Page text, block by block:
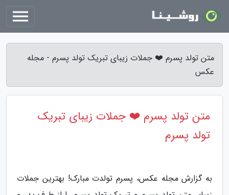
متن تولد پسرم ❤️ جملات زیبای تبریک تولد پسرم - مجله
عکس
متن تولد پسرم ❤️ جملات زیبای تبریک
تولد پسرم
به گزارش مجله عکس، پسرم تولدت مبارک! بهترین جملات